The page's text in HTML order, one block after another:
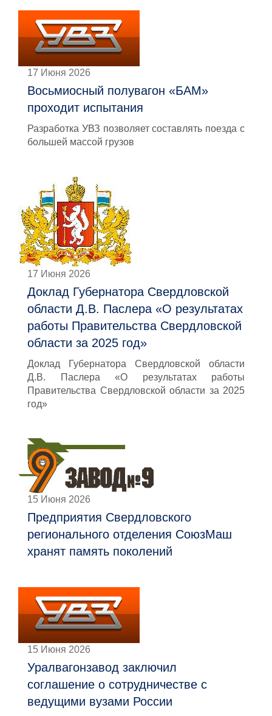
17 Июня 2026
Восьмиосный полувагон «БАМ»
проходит испытания
Разработка УВЗ позволяет составлять поезда с
большей массой грузов
17 Июня 2026
Доклад Губернатора Свердловской
области Д.В. Паслера «О результатах
работы Правительства Свердловской
области за 2025 год»
Доклад Губернатора Свердловской области
Д.В. Паслера «О результатах работы
Правительства Свердловской области за 2025
год»
15 Июня 2026
Предприятия Свердловского
регионального отделения СоюзМаш
хранят память поколений
15 Июня 2026
Уралвагонзавод заключил
соглашение о сотрудничестве с
ведущими вузами России